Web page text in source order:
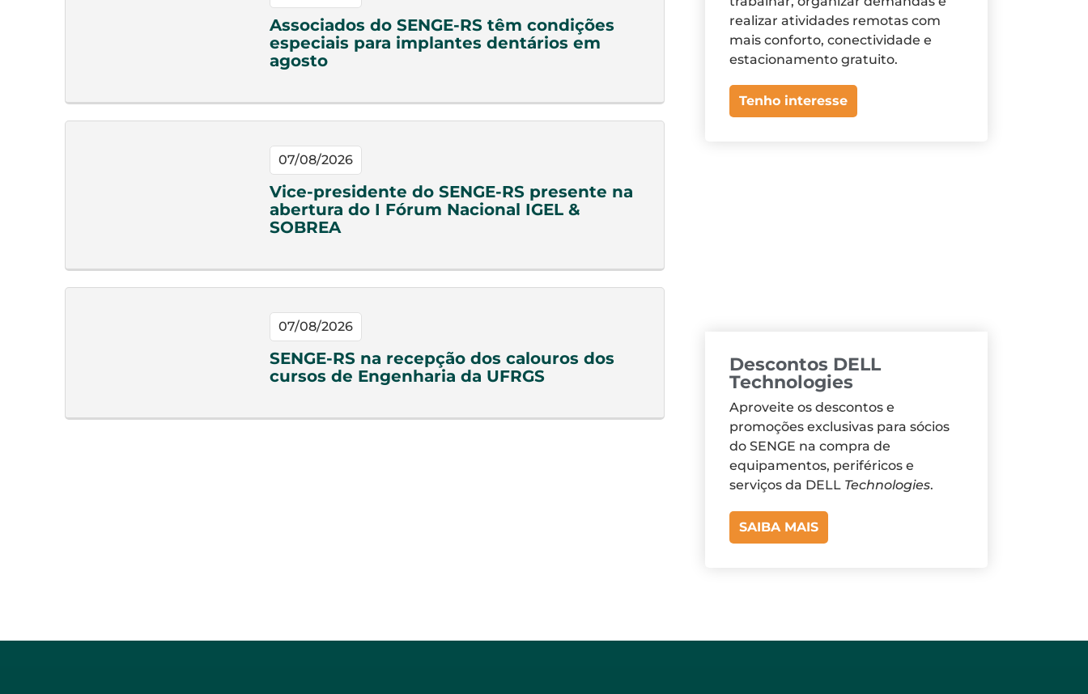
Associados do SENGE-RS têm condições
especiais para implantes dentários em
agosto
07/08/2026
Vice-presidente do SENGE-RS presente na
abertura do I Fórum Nacional IGEL &
SOBREA
07/08/2026
SENGE-RS na recepção dos calouros dos
cursos de Engenharia da UFRGS
realizar atividades remotas com
mais conforto, conectividade e
estacionamento gratuito.
Tenho interesse
Descontos DELL
Technologies
Aproveite os descontos e
promoções exclusivas para sócios
do SENGE na compra de
equipamentos, periféricos e
serviços da DELL Technologies.
SAIBA MAIS